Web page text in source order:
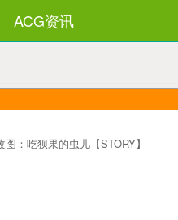
ACG资讯
：吃狈果的虫儿【STORY】